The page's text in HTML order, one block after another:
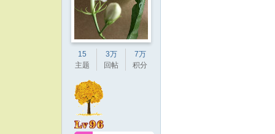
15
主题
3万
回帖
7万
积分